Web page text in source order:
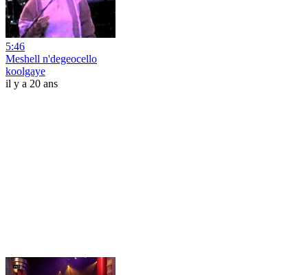
5:46
Meshell n'degeocello
koolgaye
il y a 20 ans